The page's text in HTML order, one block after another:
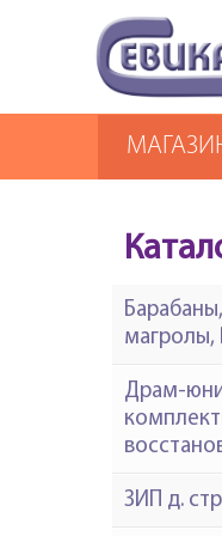
магролы,
Драм-
ЗИП д.